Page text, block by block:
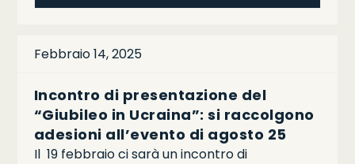
Febbraio 14, 2025
Incontro di presentazione del
“Giubileo in Ucraina”: si raccolgono
adesioni all’evento di agosto 25
Il 19 febbraio ci sarà un incontro di